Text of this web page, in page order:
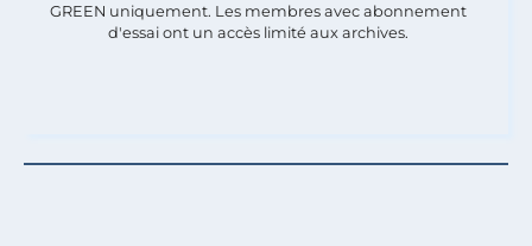
GREEN uniquement. Les membres avec abonnement
d'essai ont un accès limité aux archives.